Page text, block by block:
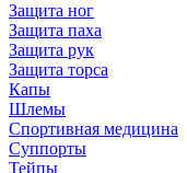
Защита ног
Защита паха
Защита рук
Защита торса
Капы
Шлемы
Спортивная медицина
Суппорты
Тейпы